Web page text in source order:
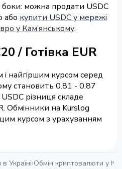
можна продати USDC
або купити USDC у мережі
у Кам’янському.
/ Готівка EUR
найгіршим курсом серед
становить 0.81 - 0.87
різниця складе
Обмінники на Kurslog
курсом з урахуванням
Україні›Обмін криптовалюти у